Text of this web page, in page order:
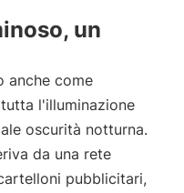
un
anche come
l'illuminazione
oscurità notturna.
da una rete
pubblicitari,